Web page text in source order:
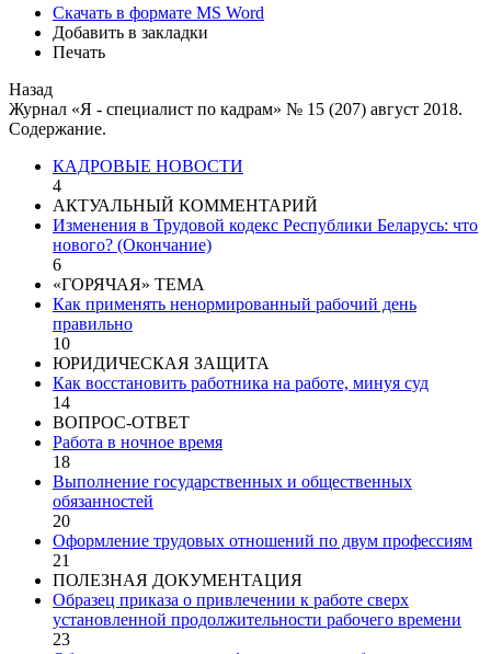
Скачать в формате MS Word
Добавить в закладки
Печать
Назад
Журнал «Я - специалист по кадрам» № 15 (207) август 2018.
Содержание.
КАДРОВЫЕ НОВОСТИ
4
АКТУАЛЬНЫЙ КОММЕНТАРИЙ
Изменения в Трудовой кодекс Республики Беларусь: что
нового? (Окончание)
6
«ГОРЯЧАЯ» ТЕМА
Как применять ненормированный рабочий день
правильно
10
ЮРИДИЧЕСКАЯ ЗАЩИТА
Как восстановить работника на работе, минуя суд
14
ВОПРОС-ОТВЕТ
Работа в ночное время
18
Выполнение государственных и общественных
обязанностей
20
Оформление трудовых отношений по двум профессиям
21
ПОЛЕЗНАЯ ДОКУМЕНТАЦИЯ
Образец приказа о привлечении к работе сверх
установленной продолжительности рабочего времени
23